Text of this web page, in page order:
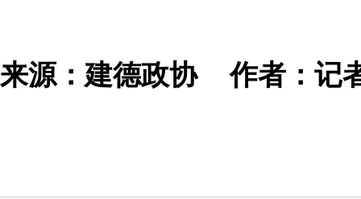
来源：建德政协作者：记